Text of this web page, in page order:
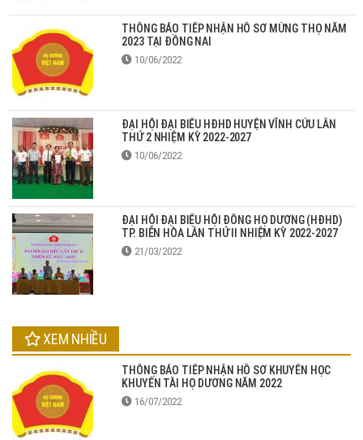
THÔNG BÁO TIẾP NHẬN HỒ SƠ MỪNG THỌ NĂM
2023 TẠI ĐỒNG NAI
10/06/2022
ĐẠI HỘI ĐẠI BIỂU HĐHD HUYỆN VĨNH CỬU LẦN
THỨ 2 NHIỆM KỲ 2022-2027
10/06/2022
ĐẠI HỘI ĐẠI BIỂU HỘI ĐỒNG HỌ DƯƠNG (HĐHD)
TP. BIÊN HÒA LẦN THỨ II NHIỆM KỲ 2022-2027
21/03/2022
XEM NHIỀU
THÔNG BÁO TIẾP NHẬN HỒ SƠ KHUYẾN HỌC
KHUYẾN TÀI HỌ DƯƠNG NĂM 2022
16/07/2022